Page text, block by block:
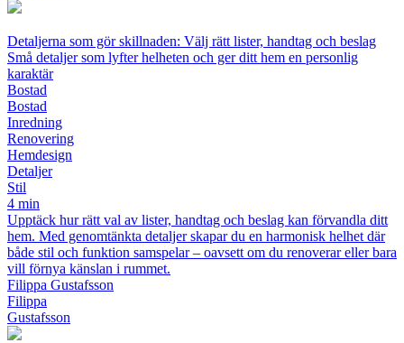
Detaljerna som gör skillnaden: Välj rätt lister, handtag och beslag
Små detaljer som lyfter helheten och ger ditt hem en personlig
karaktär
Bostad
Bostad
Inredning
Renovering
Hemdesign
Detaljer
Stil
4 min
Upptäck hur rätt val av lister, handtag och beslag kan förvandla ditt
hem. Med genomtänkta detaljer skapar du en harmonisk helhet där
både stil och funktion samspelar – oavsett om du renoverar eller bara
vill förnya känslan i rummet.
Filippa Gustafsson
Filippa
Gustafsson